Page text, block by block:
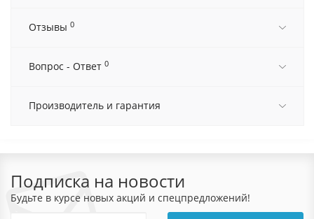
Отзывы 0
Вопрос - Ответ 0
Производитель и гарантия
Подписка на новости
Будьте в курсе новых акций и спецпредложений!